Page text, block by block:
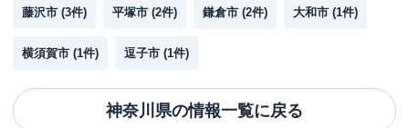
藤沢市 (3件) 平塚市 (2件) 鎌倉市 (2件) 大和市 (1件)
横須賀市 (1件) 逗子市 (1件)
神奈川県の情報一覧に戻る